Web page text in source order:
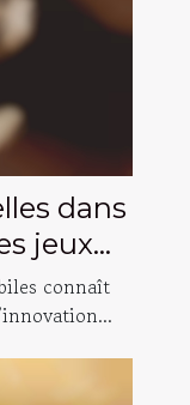
dans
jeux
connaît